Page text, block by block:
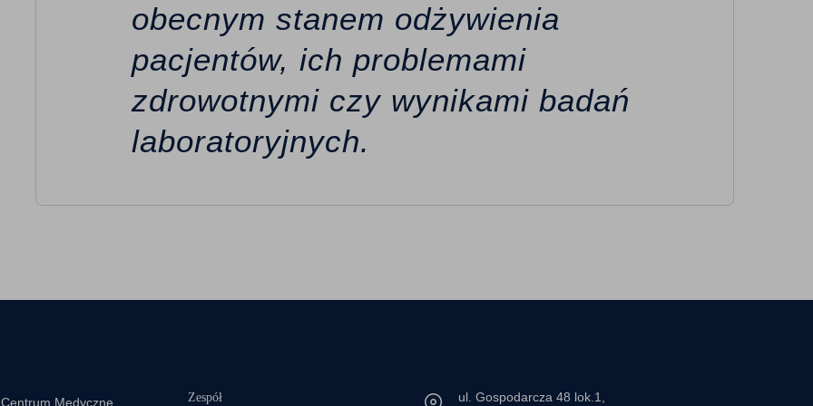
obecnym stanem odżywienia
pacjentów, ich problemami
zdrowotnymi czy wynikami badań
laboratoryjnych.
Medyczne Zespół ul. Gospodarcza 48 lok.1,